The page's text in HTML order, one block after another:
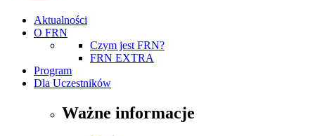
Aktualności
O FRN
Czym jest FRN?
FRN EXTRA
Program
Dla Uczestników
Ważne informacje